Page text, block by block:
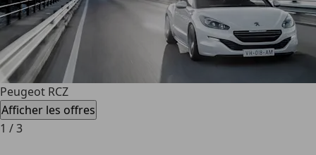
Peugeot RCZ
Afficher les offres
1 /3